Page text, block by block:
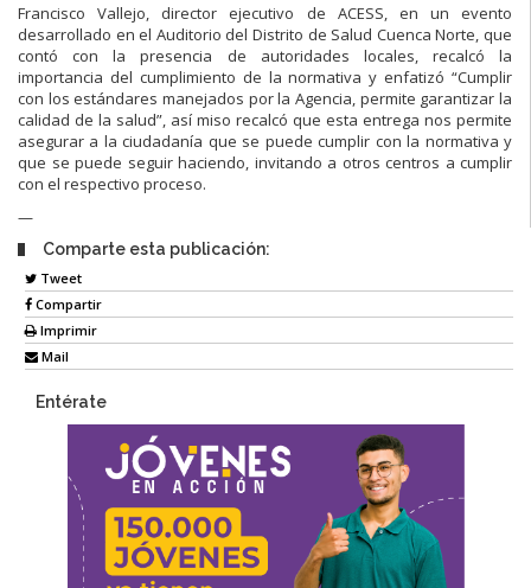
Francisco Vallejo, director ejecutivo de ACESS, en un evento
desarrollado en el Auditorio del Distrito de Salud Cuenca Norte, que
contó con la presencia de autoridades locales, recalcó la
importancia del cumplimiento de la normativa y enfatizó “Cumplir
con los estándares manejados por la Agencia, permite garantizar la
calidad de la salud”, así miso recalcó que esta entrega nos permite
asegurar a la ciudadanía que se puede cumplir con la normativa y
que se puede seguir haciendo, invitando a otros centros a cumplir
con el respectivo proceso.
—
Comparte esta publicación:
Tweet
Compartir
Imprimir
Mail
Entérate